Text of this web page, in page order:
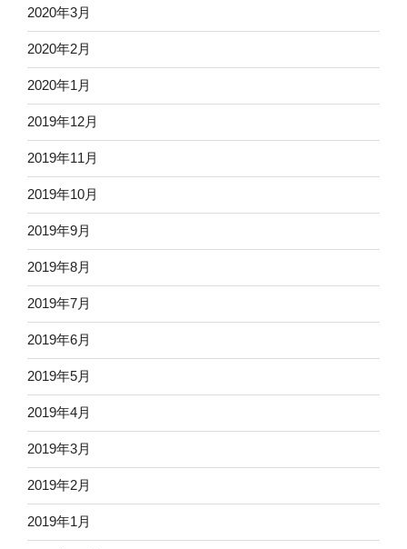
2020年3月
2020年2月
2020年1月
2019年12月
2019年11月
2019年10月
2019年9月
2019年8月
2019年7月
2019年6月
2019年5月
2019年4月
2019年3月
2019年2月
2019年1月